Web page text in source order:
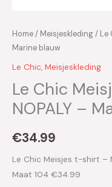
Home/ Meisjeskleding/ Le
Marine blauw
Le Chic, Meisjeskleding
Le Chic
NOPALY –
€34.99
Le Chic Meisjes t-shirt –
Maat 104 €34.99